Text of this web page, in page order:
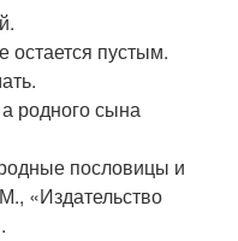
пустым.
родного сына
пословицы и
«Издательство